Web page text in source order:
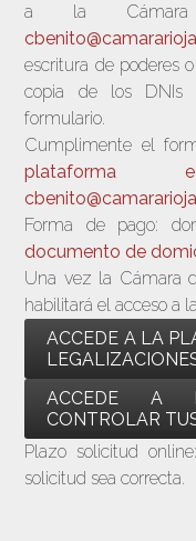
a la
escritura de poderes
copia de los DNIs
formulario.
Cumplimente el
plataforma e-
Forma de pago:
documento de
Una vez la Cámara
habilitará el acceso a
ACCEDE A LA
ACCEDE A
CONTROLAR
Plazo solicitud
solicitud sea correcta.